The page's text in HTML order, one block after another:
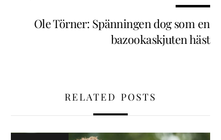
Ole Törner: Spänningen dog som en
bazookaskjuten häst
RELATED POSTS